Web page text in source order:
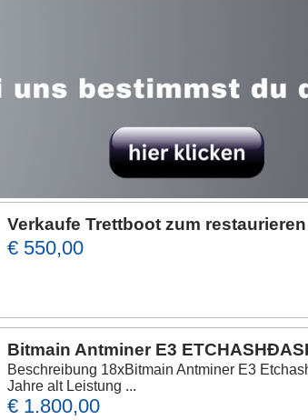
Verkaufe Trettboot zum restaurieren
€ 550,00
Bitmain Antminer E3
Beschreibung 18xBitmain Antminer E3
Jahre alt Leistung ...
€ 1.800,00